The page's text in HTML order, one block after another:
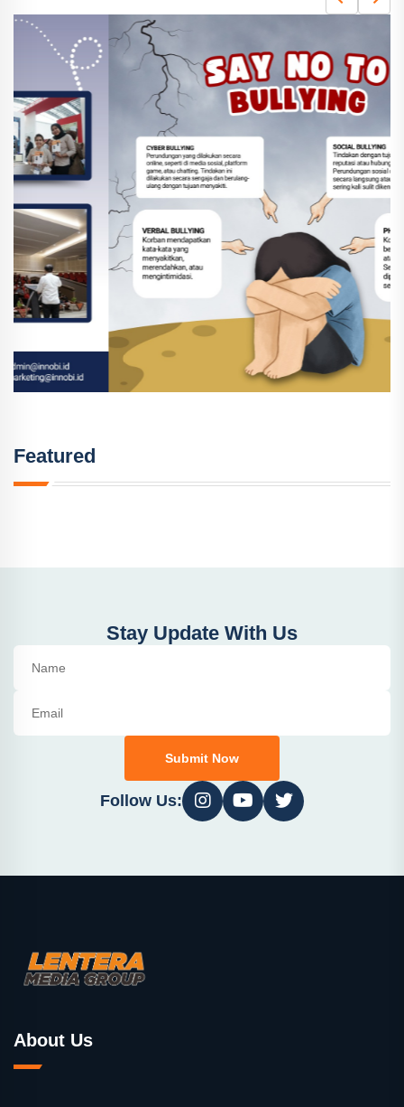
Featured
Stay Update With Us
Submit Now
Follow Us:
About Us